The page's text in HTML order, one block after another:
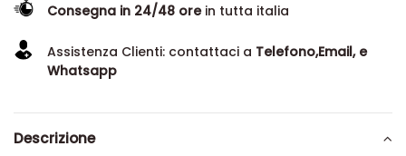
Consegna in 24/48 orein tutta italia
Assistenza Clienti: contattaci a Telefono,Email, e
Whatsapp
Descrizione